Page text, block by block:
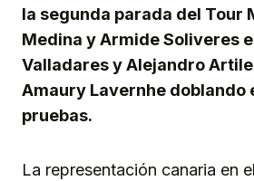
la segunda parada del Tour
Medina y Armide Soliveres
Valladares y Alejandro
Amaury Lavernhe doblando
pruebas.
La representación canaria en